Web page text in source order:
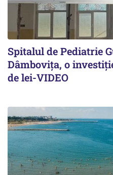
Spitalul de Pediatrie
Dâmbovița, o
de lei-VIDEO